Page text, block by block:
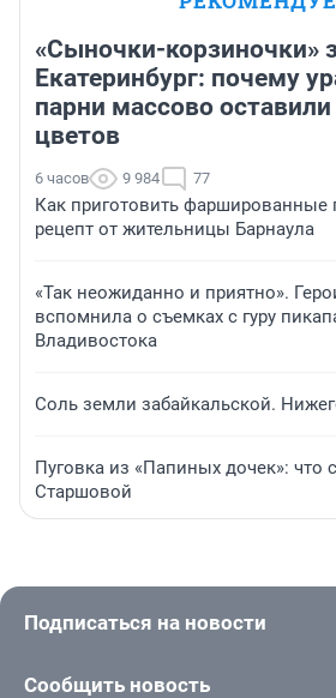
«Сыночки-корзиночки»
Екатеринбург: почему
парни массово
цветов
6 часов 9 984 77
Как приготовить
рецепт от жительницы Барнаула
«Так неожиданно и приятно».
вспомнила о съемках с гуру
Владивостока
Соль земли забайкальской.
Пуговка из «Папиных дочек»: что
Старшовой
Подписаться на новости
Сообщить новость